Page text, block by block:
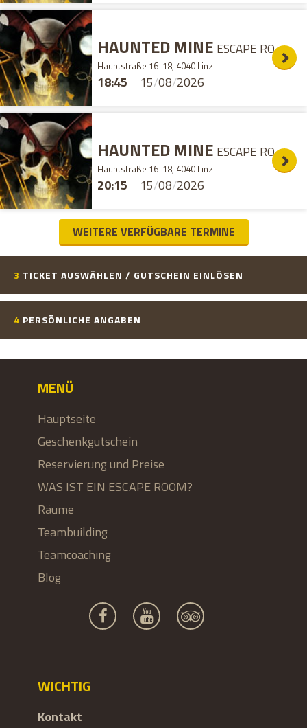
15/08/2026
18:45
HAUNTED MINE ESCAPE ROOM
Hauptstraße 16-18, 4040 Linz
15/08/2026
20:15
HAUNTED MINE ESCAPE ROOM
Hauptstraße 16-18, 4040 Linz
WEITERE VERFÜGBARE TERMINE
3 TICKET AUSWÄHLEN / GUTSCHEIN EINLÖSEN
4 PERSÖNLICHE ANGABEN
MENÜ
Hauptseite
Geschenkgutschein
Reservierung und Preise
WAS IST EIN ESCAPE ROOM?
Räume
Teambuilding
Teamcoaching
Blog
WICHTIG
Kontakt